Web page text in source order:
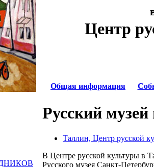
Центр
Общая информация
Русский
Таллин, Центр русской
В Центре русской культуры в
Русского музея Санкт-